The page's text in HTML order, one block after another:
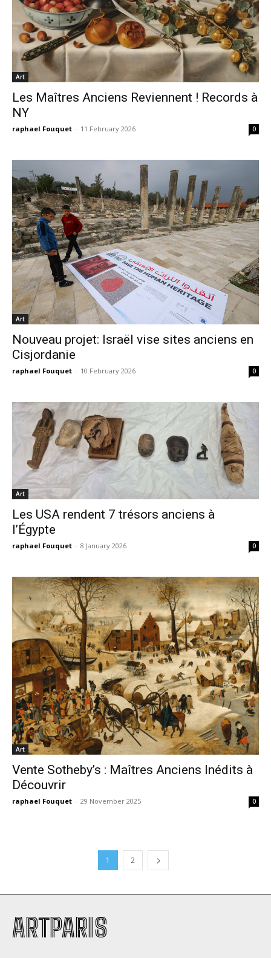
Art
Les Maîtres Anciens Reviennent ! Records à
NY
raphael Fouquet - 11 February 2026 0
Art
Nouveau projet: Israël vise sites anciens en
Cisjordanie
raphael Fouquet - 10 February 2026 0
Art
Les USA rendent 7 trésors anciens à
l’Égypte
raphael Fouquet - 8 January 2026 0
Art
Vente Sotheby’s : Maîtres Anciens Inédits à
Découvrir
raphael Fouquet - 29 November 2025 0
1 2
ARTPARIS